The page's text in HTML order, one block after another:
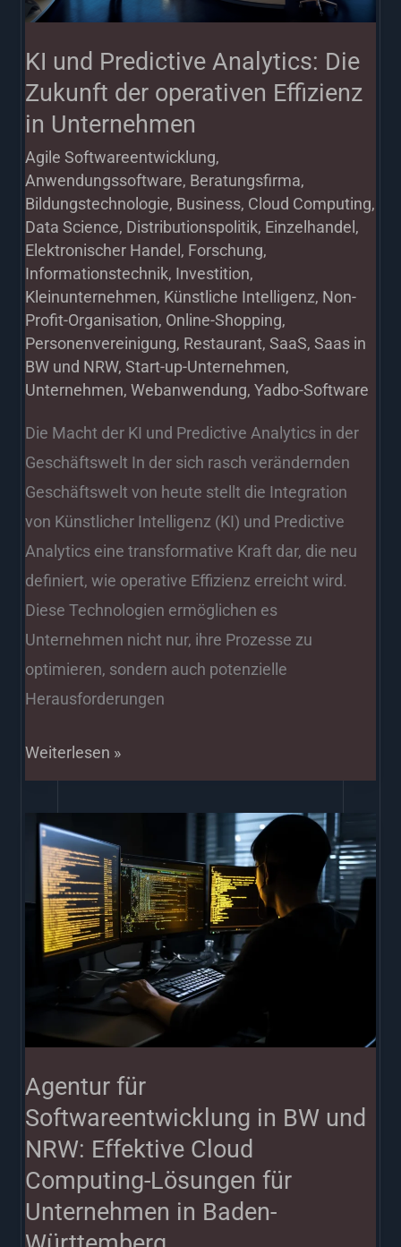
KI und Predictive Analytics: Die
Zukunft der operativen Effizienz
in Unternehmen
Agile Softwareentwicklung,
Anwendungssoftware, Beratungsfirma,
Bildungstechnologie, Business, Cloud Computing,
Data Science, Distributionspolitik, Einzelhandel,
Elektronischer Handel, Forschung,
Informationstechnik, Investition,
Kleinunternehmen, Künstliche Intelligenz, Non-
Profit-Organisation, Online-Shopping,
Personenvereinigung, Restaurant,SaaS,Saas in
BW und NRW,Start-up-Unternehmen,
Unternehmen,Webanwendung,Yadbo-Software
Die Macht der KI und Predictive Analytics in der
Geschäftswelt In der sich rasch verändernden
Geschäftswelt von heute stellt die Integration
von Künstlicher Intelligenz (KI) und Predictive
Analytics eine transformative Kraft dar, die neu
definiert, wie operative Effizienz erreicht wird.
Diese Technologien ermöglichen es
Unternehmen nicht nur, ihre Prozesse zu
optimieren, sondern auch potenzielle
Herausforderungen
der
operativen
Effizienz
in
Unternehmen
Weiterlesen »
Agentur für
Softwareentwicklung in BW und
NRW: Effektive Cloud
Computing-Lösungen für
Unternehmen in Baden-
Agentur
für
Softwareentwicklung
BW
NRW:
Effektive
Computing-
Lösungen
für
Unternehmen
in
Baden-